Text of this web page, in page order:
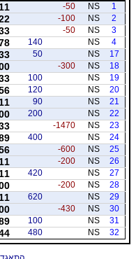
1
NS
-50
2
NS
-100
3
NS
-50
4
NS
140
17
NS
50
18
NS
-300
19
NS
100
20
NS
120
21
NS
90
22
NS
200
23
NS
-1470
24
NS
400
25
NS
-600
26
NS
-200
27
NS
420
28
NS
-200
29
NS
620
30
NS
-430
31
NS
100
32
NS
480